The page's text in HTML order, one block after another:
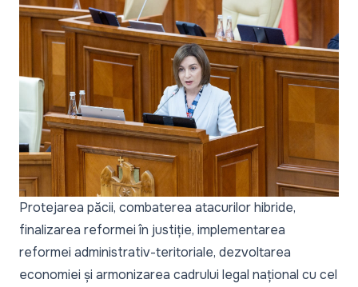
Protejarea păcii, combaterea atacurilor hibride,
finalizarea reformei în justiție, implementarea
reformei administrativ-teritoriale, dezvoltarea
economiei și armonizarea cadrului legal național cu cel